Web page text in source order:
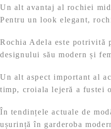
Un alt avantaj al rochiei
Pentru un look elegant,
Rochia Adela este potrivită
designului său modern și
Un alt aspect important al
timp, croiala lejeră a fustei
În tendințele actuale de
ușurință în garderoba